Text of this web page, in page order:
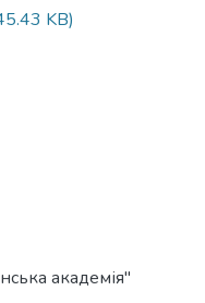
KB)
академія"